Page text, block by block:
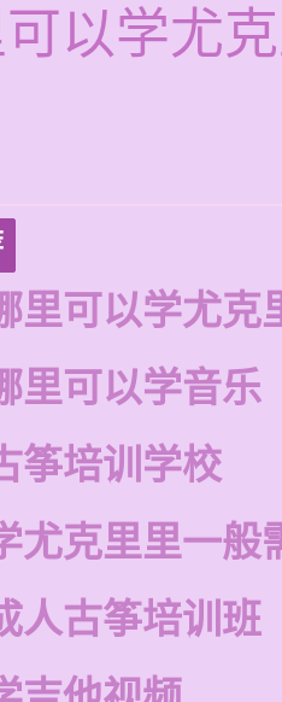
以学尤
里可以学尤克
里可以学音乐
筝培训学校
尤克里里一般
人古筝培训班